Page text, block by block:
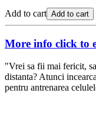
Add to cart Add to cart
More info click to
"Vrei sa fii mai fericit,
distanta? Atunci
pentru antrenarea